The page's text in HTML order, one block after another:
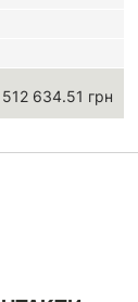
512 634.51 грн